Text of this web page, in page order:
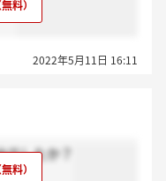
2022年5月11日 16:11
したか？